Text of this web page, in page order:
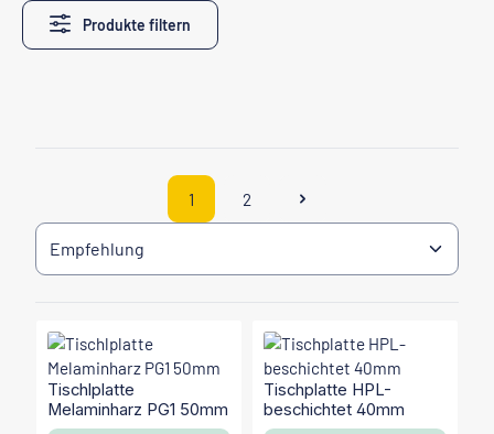
Produkte filtern
Seite
1
Seite
2
Tischlplatte
Melaminharz PG1 50mm
Tischplatte HPL-
beschichtet 40mm